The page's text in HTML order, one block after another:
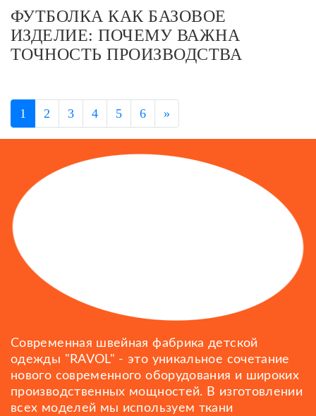
ФУТБОЛКА КАК БАЗОВОЕ
ИЗДЕЛИЕ: ПОЧЕМУ ВАЖНА
ТОЧНОСТЬ ПРОИЗВОДСТВА
1 2 3 4 5 6 »
Современная швейная фабрика детской
одежды "RAVOL" - это уникальное сочетание
нового современного оборудования и широких
производственных мощностей. В изготовлении
всех моделей мы используем ткани